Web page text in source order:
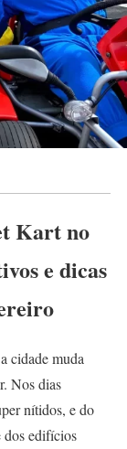
Kart no
e dicas
cidade muda
Nos dias
nítidos, e do
dos edifícios